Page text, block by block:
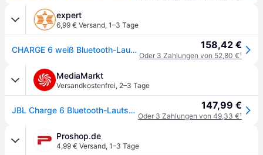
expert
6,99 € Versand, 1–3 Tage
CHARGE 6 weiß Bluetooth-Lautsprecher 158,42 €
Oder 3 Zahlungen von 52,80 €¹
MediaMarkt
Versandkostenfrei, 2–3 Tage
JBL Charge 6 Bluetooth-Lautsprecher, Weiß, Wasserfest 147,99 €
Oder 3 Zahlungen von 49,33 €¹
Proshop.de
4,99 € Versand, 1–3 Tage